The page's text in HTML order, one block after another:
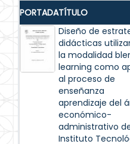
PORTADATÍTULO
Diseño de
didácticas
la modalidad
learning como
al proceso de
enseñanza
aprendizaje del
económico-
administrativo
Instituto